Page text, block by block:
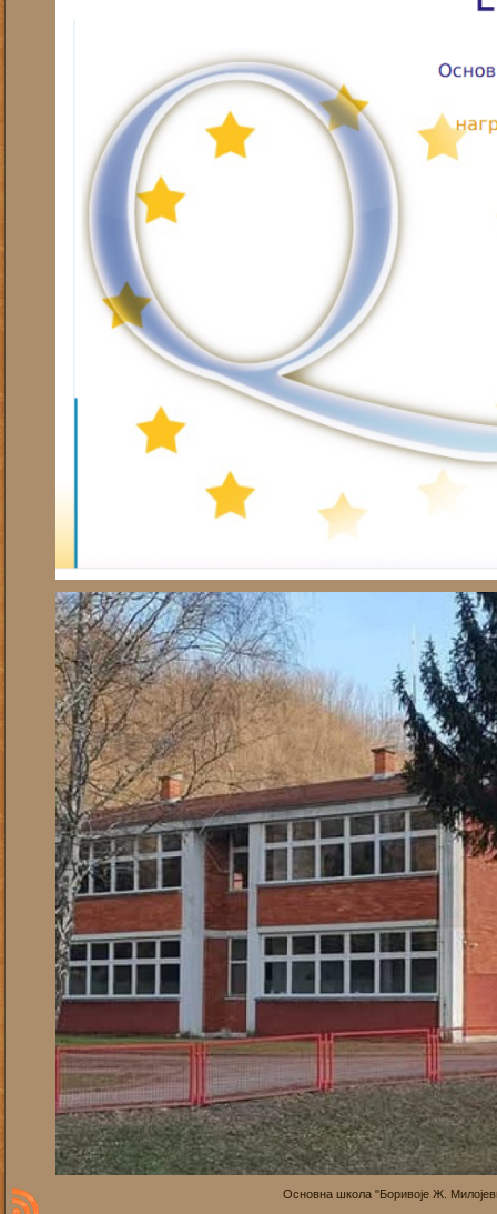
Основна школа "Боривоје Ж.